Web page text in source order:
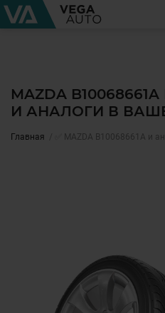
MAZDA
И АНАЛОГИ В
Главная ✅ MAZDA B10068661A и